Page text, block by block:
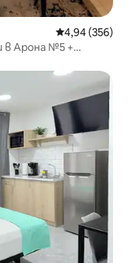
Средна
4,94 (356)
в Арона №5 +